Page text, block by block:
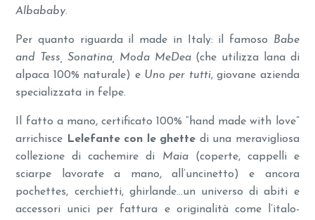
Albababy.
Per quanto riguarda il made in Italy: il famoso Babe
and Tess, Sonatina, Moda MeDea(che utilizza lana di
alpaca 100% naturale) e Uno per tutti, giovane azienda
specializzata in felpe.
Il fatto a mano, certificato 100% “hand made with love”
arrichisce
Lelefante con le ghette di una meravigliosa
collezione di cachemire di Maia(coperte, cappelli e
sciarpe lavorate a mano, all’uncinetto) e ancora
pochettes, cerchietti, ghirlande…un universo di abiti e
accessori unici per fattura e originalità come l’italo-